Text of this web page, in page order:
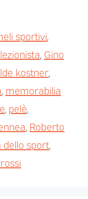
sportivi,
, Gino
kostner,
, memorabilia
, pelè,
, Roberto
dello sport,